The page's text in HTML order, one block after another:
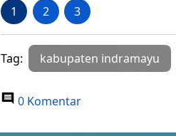
1 2 3
Tag: kabupaten indramayu
0 Komentar